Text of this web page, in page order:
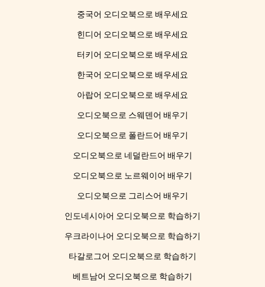
중국어 오디오북으로 배우세요
힌디어 오디오북으로 배우세요
터키어 오디오북으로 배우세요
한국어 오디오북으로 배우세요
아랍어 오디오북으로 배우세요
오디오북으로 스웨덴어 배우기
오디오북으로 폴란드어 배우기
오디오북으로 네덜란드어 배우기
오디오북으로 노르웨이어 배우기
오디오북으로 그리스어 배우기
인도네시아어 오디오북으로 학습하기
우크라이나어 오디오북으로 학습하기
타갈로그어 오디오북으로 학습하기
베트남어 오디오북으로 학습하기